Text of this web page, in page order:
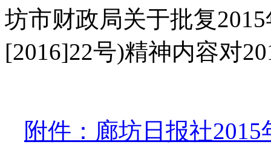
坊市财政局关于批复
[2016]22号)精神内容对
附件：廊坊日报社